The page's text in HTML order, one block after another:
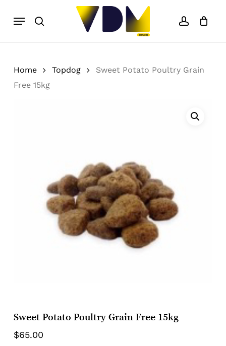
search account
Menu
Cart Close
Home Topdog
Sweet Potato Poultry Grain
Free 15kg
Sweet Potato Poultry Grain Free 15kg
$65.00